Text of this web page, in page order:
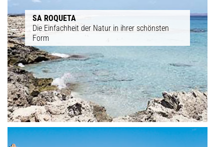
SA ROQUETA
Die Einfachheit der Natur in ihrer schönsten
Form